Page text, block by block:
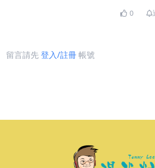
0
留言請先登入/註冊帳號